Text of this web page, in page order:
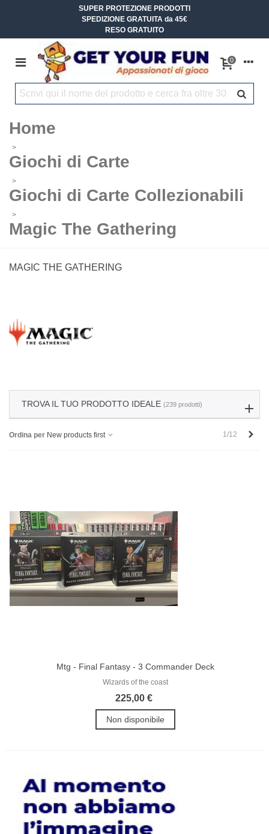
SUPER PROTEZIONE PRODOTTI
SPEDIZIONE GRATUITA da 45€
RESO GRATUITO
0
Home
>
Giochi di Carte
>
Giochi di Carte Collezionabili
>
Magic The Gathering
MAGIC THE GATHERING
TROVA IL TUO PRODOTTO IDEALE (239 prodotti)
Ordina per New products first 1/12
Mtg - Final Fantasy - 3 Commander Deck
Wizards of the coast
225,00 €
Non disponibile